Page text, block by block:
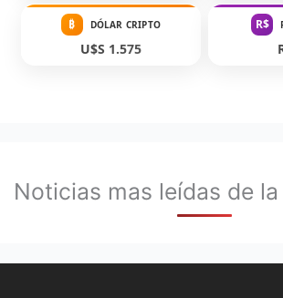
₿ DÓLAR CRIPTO
U$S 1.575
R$
Noticias mas leídas de la